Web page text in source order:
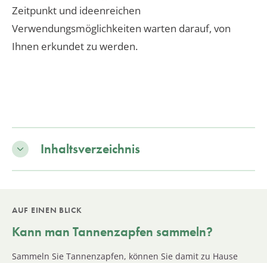
Zeitpunkt und ideenreichen
Verwendungsmöglichkeiten warten darauf, von
Ihnen erkundet zu werden.
Inhaltsverzeichnis
AUF EINEN BLICK
Kann man Tannenzapfen sammeln?
Sammeln Sie Tannenzapfen, können Sie damit zu Hause